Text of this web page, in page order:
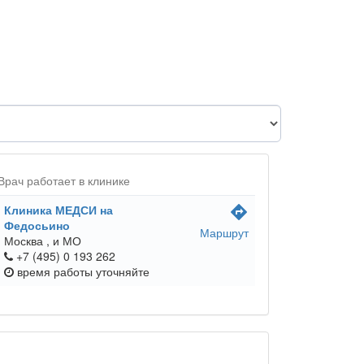
работает в клинике
Клиника МЕДСИ на
Федосьино
Москва , и МО
+7 (495) 0 193 262
время работы уточняйте
directions
Маршрут